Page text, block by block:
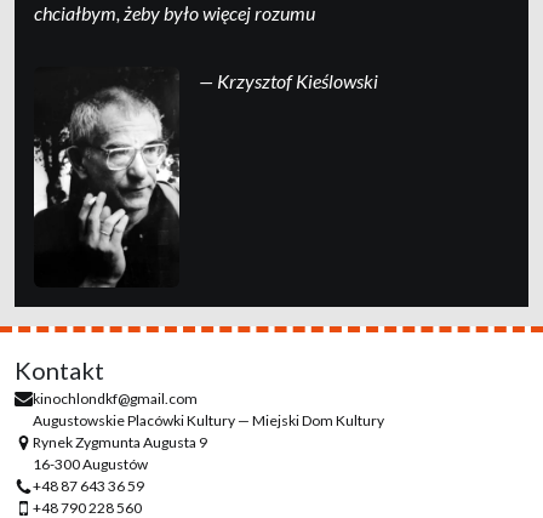
chciałbym, żeby było więcej rozumu
— Krzysztof Kieślowski
Kontakt
kinochlondkf@gmail.com
Augustowskie Placówki Kultury — Miejski Dom Kultury
Rynek Zygmunta Augusta 9
16-300 Augustów
+48 87 643 36 59
+48 790 228 560